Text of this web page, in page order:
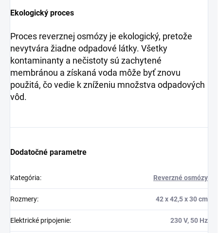
Ekologický proces
Proces reverznej osmózy je ekologický, pretože
nevytvára žiadne odpadové látky. Všetky
kontaminanty a nečistoty sú zachytené
membránou a získaná voda môže byť znovu
použitá, čo vedie k zníženiu množstva odpadových
vôd.
Dodatočné parametre
Kategória: Reverzné osmózy
Rozmery: 42 x 42,5 x 30 cm
Elektrické pripojenie: 230 V, 50 Hz